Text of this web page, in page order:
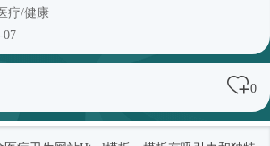
疗/健康
07
0